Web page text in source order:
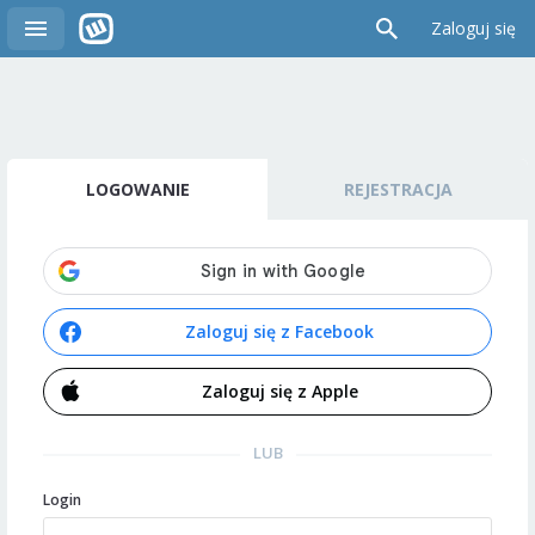
Zaloguj się
LOGOWANIE REJESTRACJA
Zaloguj się z Facebook
Zaloguj się z Apple
LUB
Login